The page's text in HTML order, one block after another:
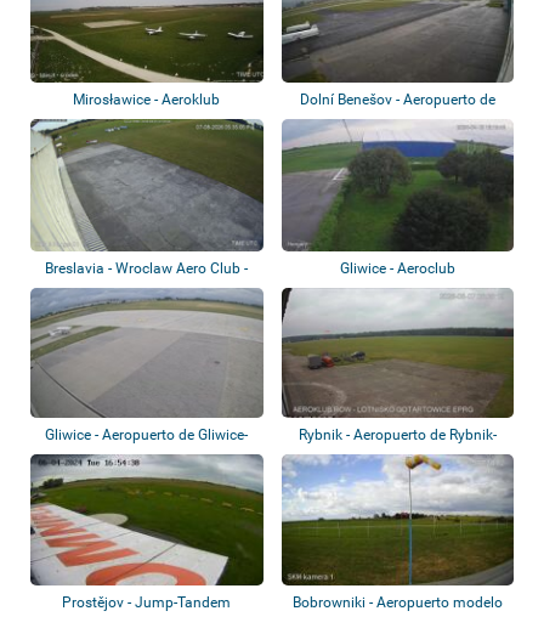
Mirosławice - Aeroklub
Dolnośląski
Dolní Benešov - Aeropuerto de
Zábřeh
Breslavia - Wroclaw Aero Club -
Aeropuer...
Gliwice - Aeroclub
Gliwice - Aeropuerto de Gliwice-
Trynek
Rybnik - Aeropuerto de Rybnik-
Gotartowic...
Prostějov - Jump-Tandem Bobrowniki - Aeropuerto modelo